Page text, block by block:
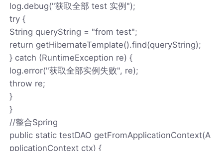
log.debug("获取全部 test 实例");
try {
String queryString = "from test";
return getHibernateTemplate().find(queryString);
} catch (RuntimeException re) {
log.error("获取全部实例失败", re);
throw re;
}
}
//整合Spring
public static testDAO getFromApplicationContext(A
pplicationContext ctx) {